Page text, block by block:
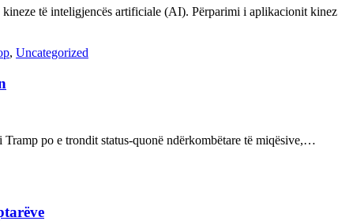
kineze të inteligjencës artificiale (AI). Përparimi i aplikacionit
, Uncategorized
po e trondit status-quonë ndërkombëtare të miqësive,…